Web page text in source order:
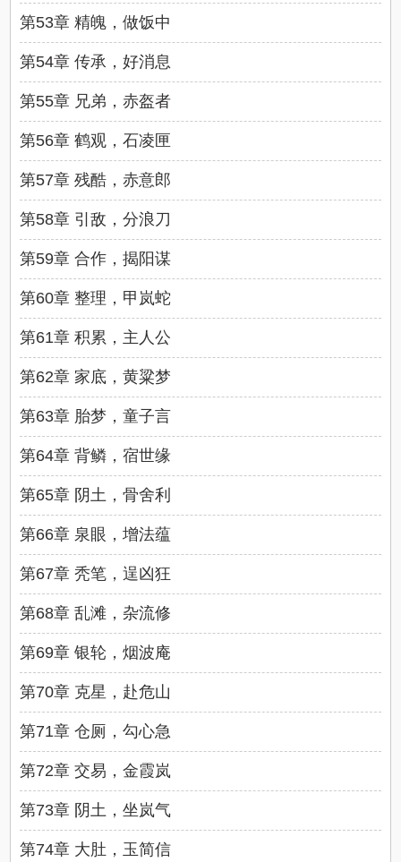
第53章 精魄，做饭中
第54章 传承，好消息
第55章 兄弟，赤盔者
第56章 鹤观，石凌匣
第57章 残酷，赤意郎
第58章 引敌，分浪刀
第59章 合作，揭阳谋
第60章 整理，甲岚蛇
第61章 积累，主人公
第62章 家底，黄粱梦
第63章 胎梦，童子言
第64章 背鳞，宿世缘
第65章 阴土，骨舍利
第66章 泉眼，增法蕴
第67章 秃笔，逞凶狂
第68章 乱滩，杂流修
第69章 银轮，烟波庵
第70章 克星，赴危山
第71章 仓厕，勾心急
第72章 交易，金霞岚
第73章 阴土，坐岚气
第74章 大肚，玉简信